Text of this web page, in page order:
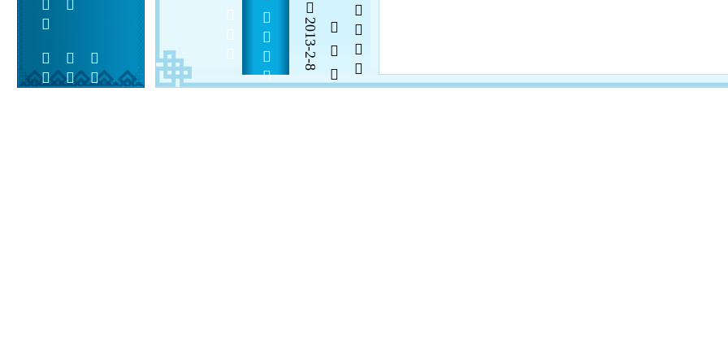
  
2013-2-8  